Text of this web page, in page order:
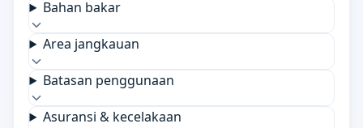
Bahan bakar
Area jangkauan
Batasan penggunaan
Asuransi & kecelakaan